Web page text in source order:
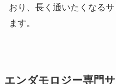
おり、長く通いたくなる
ます。
エンダモロジー専門